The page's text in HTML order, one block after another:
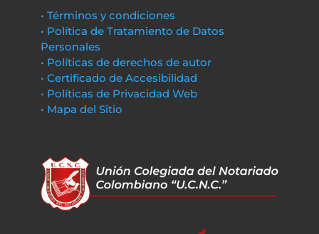
• Términos y condiciones
• Política de Tratamiento de Datos
Personales
• Políticas de derechos de autor
• Certificado de Accesibilidad
• Políticas de Privacidad Web
• Mapa del Sitio